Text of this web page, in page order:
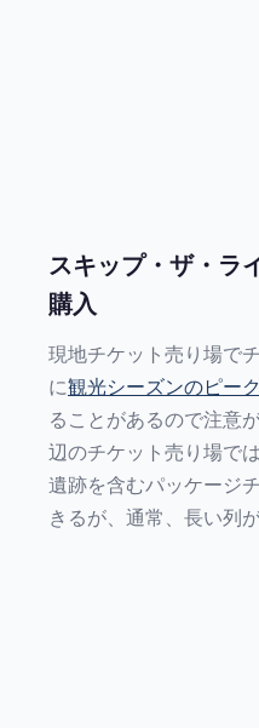
スキップ・ザ・ラ
購入
現地チケット売り場で
に観光シーズンのピーク
ることがあるので注意
辺のチケット売り場で
遺跡を含むパッケージ
きるが、通常、長い列が